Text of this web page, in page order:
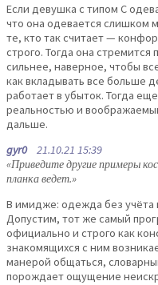
Если девушка с типом С
что она одевается слишком
те, кто так считает —
строго. Тогда она стремится
сильнее, наверное, чтобы
как вкладывать все больше
работает в убыток. Тогда
реальностью и
дальше.
gyr021.10.21 15:39
«Приведите другие примеры
планка ведет.»
В имидже: одежда без
Допустим, тот же самый
официально и строго как
знакомящихся с ним
манерой общаться,
порождает ощущение